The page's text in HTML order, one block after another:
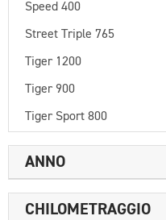
Speed 400
Street Triple 765
Tiger 1200
Tiger 900
Tiger Sport 800
ANNO
CHILOMETRAGGIO